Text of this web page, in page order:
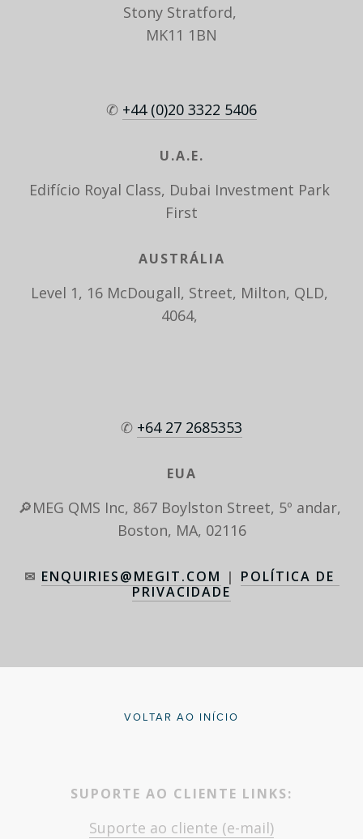
Stony Stratford,
MK11 1BN
✆ +44 (0)20 3322 5406
U.A.E.
Edifício Royal Class, Dubai Investment Park
First
AUSTRÁLIA
Level 1, 16 McDougall, Street, Milton, QLD,
4064,
✆ +64 27 2685353
EUA
🔎MEG QMS Inc, 867 Boylston Street, 5º andar,
Boston, MA, 02116
✉ ENQUIRIES@MEGIT.COM | POLÍTICA DE
PRIVACIDADE
VOLTAR AO INÍCIO
SUPORTE AO CLIENTE LINKS:
Suporte ao cliente (e-mail)